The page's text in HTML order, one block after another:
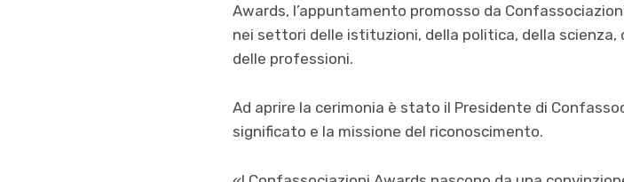
Awards, l’appuntamento promosso da
nei settori delle istituzioni, della politica, della scienza,
delle professioni.
Ad aprire la cerimonia è stato il Presidente di
significato e la missione del riconoscimento.